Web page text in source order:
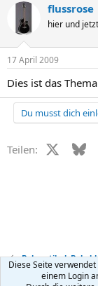
flussrose
hier und jetzt
17 April 2009
Dies ist das
Du musst dich
Teilen: X
Babyartikel,
Diese Seite
einem Login